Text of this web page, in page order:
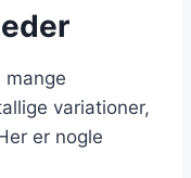
variationer,
er nogle